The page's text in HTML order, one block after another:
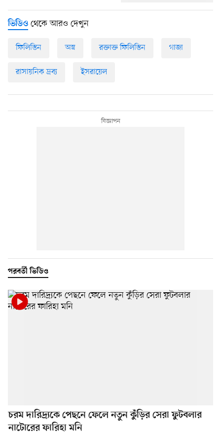
ভিডিও থেকে আরও দেখুন
ফিলিস্তিন অস্ত্র রক্তাক্ত ফিলিস্তিন গাজা
রাসায়নিক দ্রব্য ইসরায়েল
পরবর্তী ভিডিও
চরম দারিদ্র্যকে পেছনে ফেলে নতুন কুঁড়ির সেরা ফুটবলার
নাটোরের ফারিহা মনি